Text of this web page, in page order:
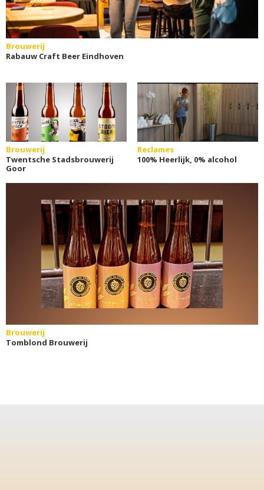
Brouwerij
Rabauw Craft Beer Eindhoven
Brouwerij
Twentsche Stadsbrouwerij
Goor
Reclames
100% Heerlijk, 0% alcohol
Brouwerij
Tomblond Brouwerij